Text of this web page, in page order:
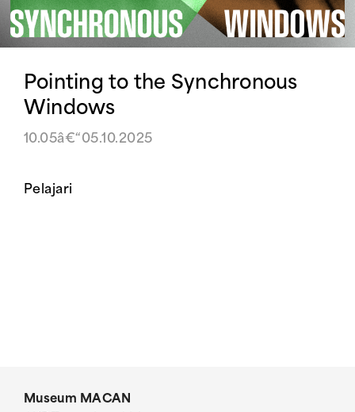
Pointing to the Synchronous
Windows
10.05â€“05.10.2025
Pelajari
Museum MACAN